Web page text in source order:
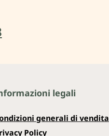
legali
generali di vendita
Policy